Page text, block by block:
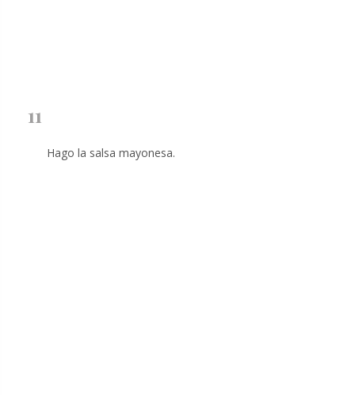
11
Hago la salsa mayonesa.